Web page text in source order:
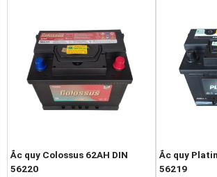
Ắc quy Colossus 62AH DIN
56220
Ắc quy
56219